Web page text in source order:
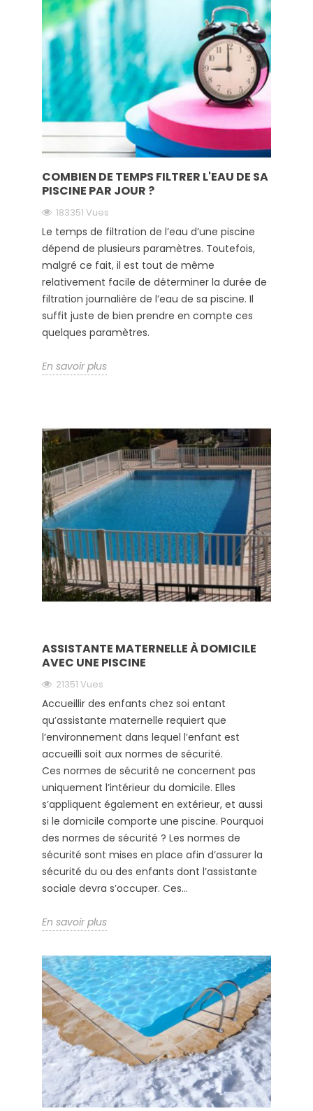
COMBIEN DE TEMPS FILTRER L'EAU DE SA
PISCINE PAR JOUR ?
183351 Vues
Le temps de filtration de l’eau d’une piscine
dépend de plusieurs paramètres. Toutefois,
malgré ce fait, il est tout de même
relativement facile de déterminer la durée de
filtration journalière de l’eau de sa piscine. Il
suffit juste de bien prendre en compte ces
quelques paramètres.
En savoir plus
ASSISTANTE MATERNELLE À DOMICILE
AVEC UNE PISCINE
21351 Vues
Accueillir des enfants chez soi entant
qu’assistante maternelle requiert que
l’environnement dans lequel l’enfant est
accueilli soit aux normes de sécurité.
Ces normes de sécurité ne concernent pas
uniquement l’intérieur du domicile. Elles
s’appliquent également en extérieur, et aussi
si le domicile comporte une piscine. Pourquoi
des normes de sécurité ? Les normes de
sécurité sont mises en place afin d’assurer la
sécurité du ou des enfants dont l’assistante
sociale devra s’occuper. Ces...
En savoir plus